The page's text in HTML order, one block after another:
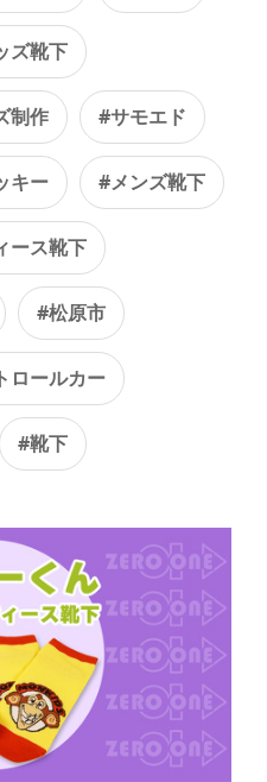
ズ靴下
制作 #サモエド
キー #メンズ靴下
ース靴下
#松原市
ロールカー
#靴下